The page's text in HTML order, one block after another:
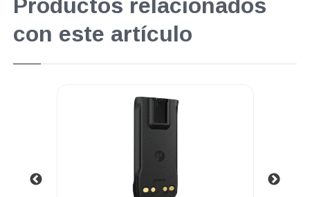
Productos relacionados
con este artículo
.